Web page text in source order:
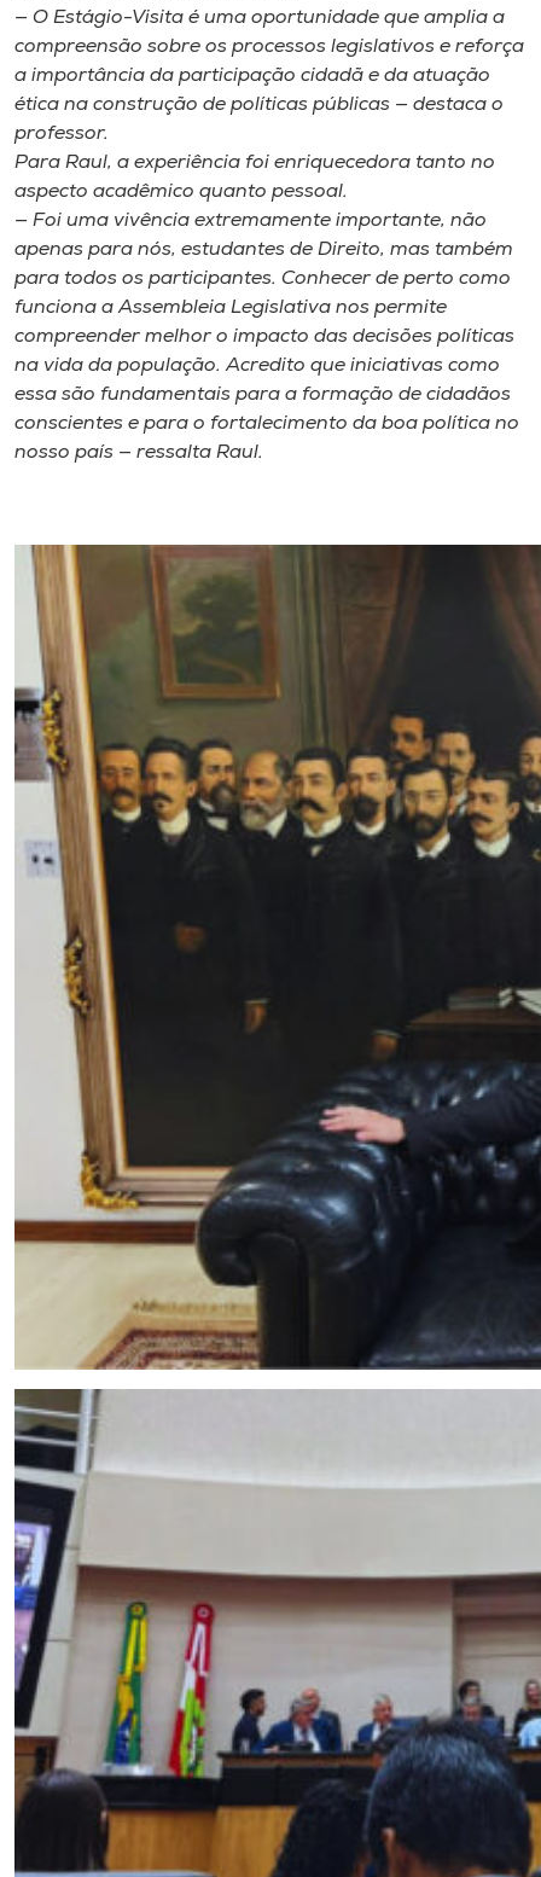
A+
A-
— O Estágio-Visita é uma oportunidade que amplia a
compreensão sobre os processos legislativos e reforça
a importância da participação cidadã e da atuação
ética na construção de políticas públicas — destaca o
professor.
Para Raul, a experiência foi enriquecedora tanto no
aspecto acadêmico quanto pessoal.
— Foi uma vivência extremamente importante, não
apenas para nós, estudantes de Direito, mas também
para todos os participantes. Conhecer de perto como
funciona a Assembleia Legislativa nos permite
compreender melhor o impacto das decisões políticas
na vida da população. Acredito que iniciativas como
essa são fundamentais para a formação de cidadãos
conscientes e para o fortalecimento da boa política no
nosso país — ressalta Raul.